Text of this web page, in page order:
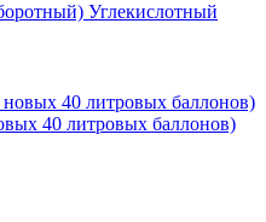
Углекислотный
40 литровых баллонов)